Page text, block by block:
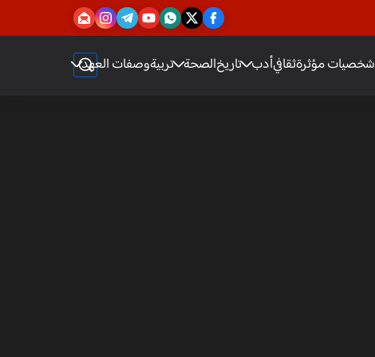
شخصيات مؤثرةثقافيأدب تاريخالصحة تربيةوصفات العهد